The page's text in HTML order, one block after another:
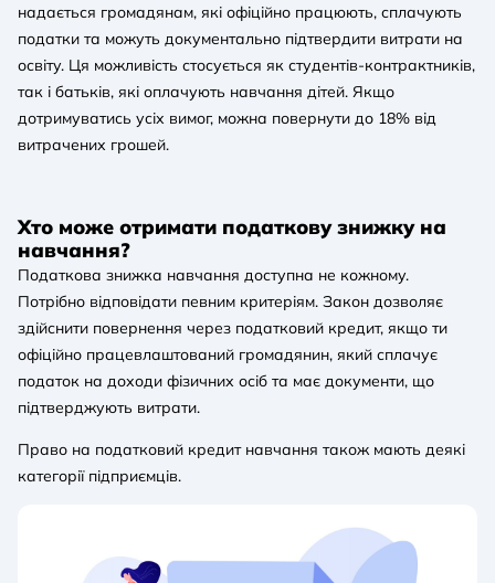
надається громадянам, які офіційно працюють, сплачують
податки та можуть документально підтвердити витрати на
освіту. Ця можливість стосується як студентів-контрактників,
так і батьків, які оплачують навчання дітей. Якщо
дотримуватись усіх вимог, можна повернути до 18% від
витрачених грошей.
Хто може отримати податкову знижку на
навчання?
Податкова знижка навчання доступна не кожному.
Потрібно відповідати певним критеріям. Закон дозволяє
здійснити повернення через податковий кредит, якщо ти
офіційно працевлаштований громадянин, який сплачує
податок на доходи фізичних осіб та має документи, що
підтверджують витрати.
Право на податковий кредит навчання також мають деякі
категорії підприємців.